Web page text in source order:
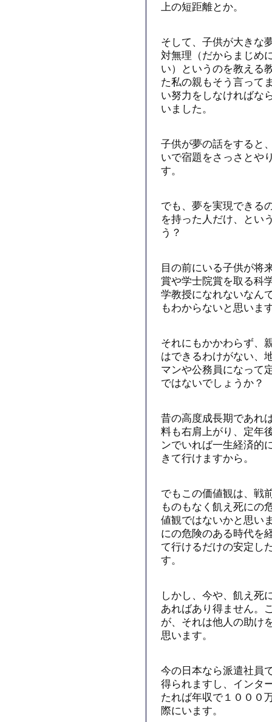
上の短距離とか。
そして、子供が大きな
対無理（だからまじめ
い）というのを教える
た私の親もそう言って
い努力をしなければな
いました。
子供が夢の話をすると
いで宿題をさっさとや
す。
でも、夢を実現できる
を持った人だけ、とい
う？
目の前にいる子供が将
賞や学士院賞を取る科
学教授になれないなん
もわからないと思いま
それにもかかわらず、
はできるわけがない、
マンや公務員になって
ではないでしょうか？
昔の高度成長期であれ
料も右肩上がり、定年
ンでいれば一生経済的
きて行けますから。
でもこの価値観は、戦
ものもなく飢え死にの
値観ではないかと思い
にの危険のある時代を
て行けるだけの安定し
す。
しかし、今や、飢え死
あればあり得ません。
が、それは他人の助け
思います。
今の日本なら派遣社員
得られますし、インタ
たれば年収で１０００
際にいます。